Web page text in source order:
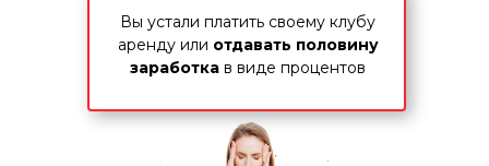
Вы устали платить своему клубу
аренду или отдавать половину
заработка в виде процентов